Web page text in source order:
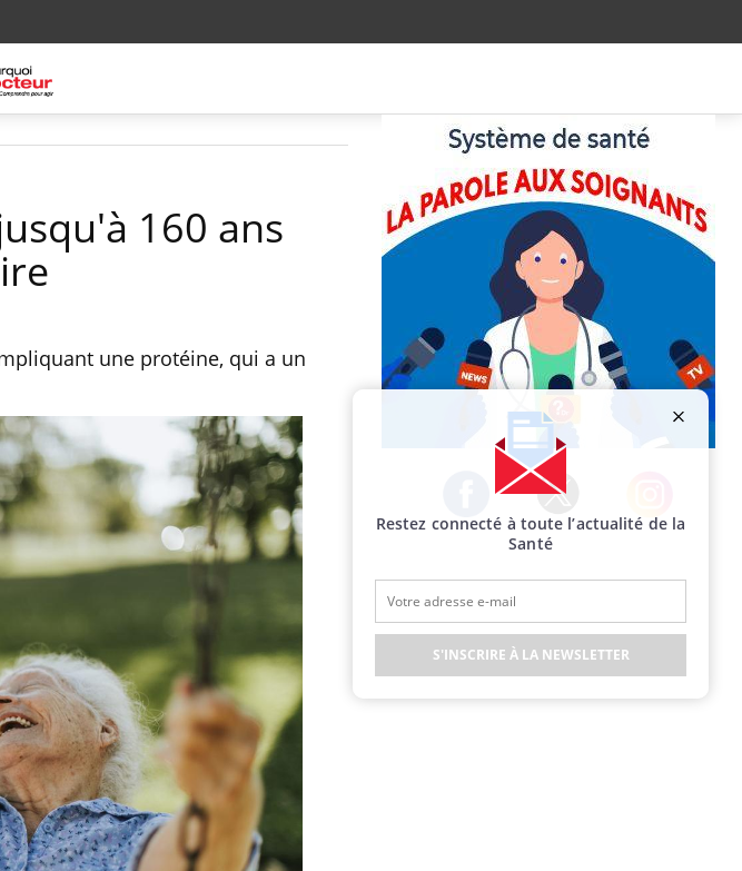
160 ans
une protéine, qui a un
Facebook Twitter Instagram
Restez connecté à toute l’actualité de la
Santé
S'INSCRIRE À LA NEWSLETTER